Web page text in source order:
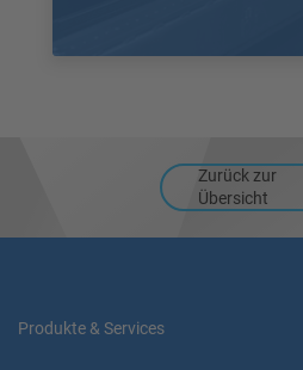
Zurück zur
Übersicht
Produkte & Services